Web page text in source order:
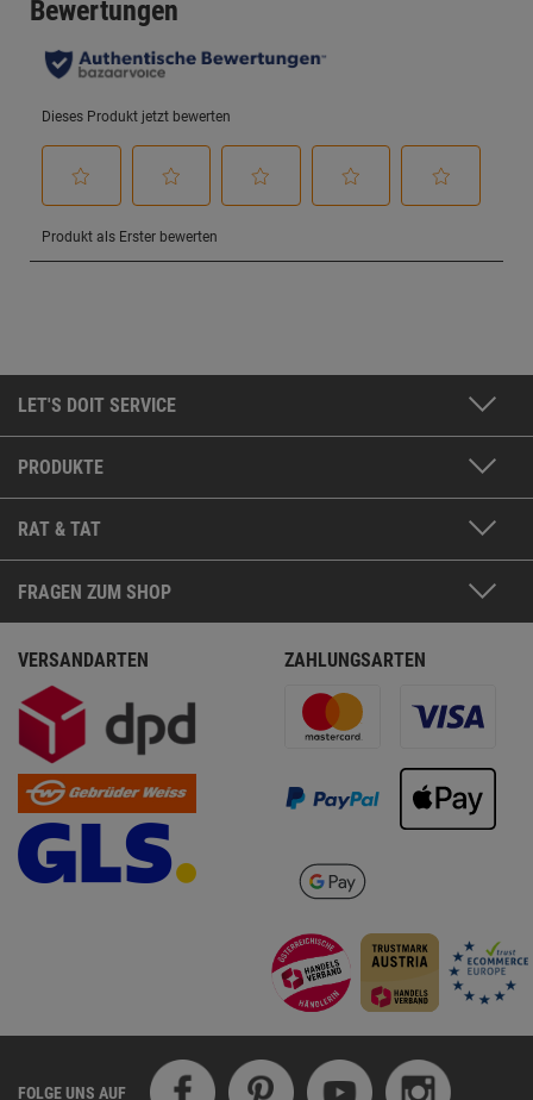
LET'S DOIT SERVICE
PRODUKTE
RAT & TAT
FRAGEN ZUM SHOP
VERSANDARTEN ZAHLUNGSARTEN
FOLGE UNS AUF